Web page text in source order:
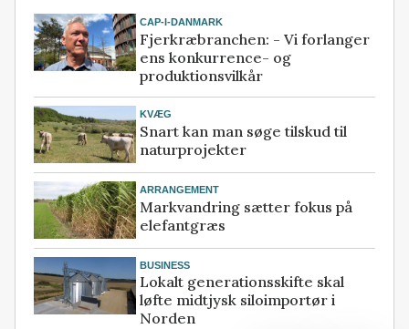
CAP-I-DANMARK
Fjerkræbranchen: - Vi forlanger
ens konkurrence- og
produktionsvilkår
KVÆG
Snart kan man søge tilskud til
naturprojekter
ARRANGEMENT
Markvandring sætter fokus på
elefantgræs
BUSINESS
Lokalt generationsskifte skal
løfte midtjysk siloimportør i
Norden